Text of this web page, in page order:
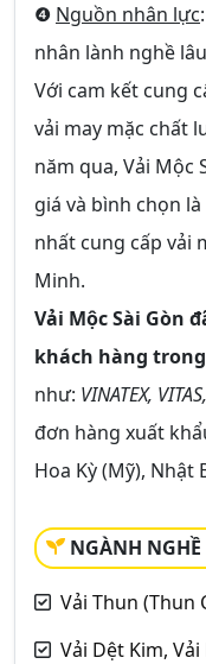
❹ Nguồn nhân lực
nhân lành nghề
Với cam kết cung
vải may mặc chất
năm qua, Vải Mộc
giá và bình chọn
nhất cung cấp vải
Minh.
Vải Mộc Sài Gòn
khách hàng
như: VINATEX,
đơn hàng xuất
Hoa Kỳ (Mỹ), Nhật
NGÀNH
Vải Thun (Thun
Vải Dệt Kim,